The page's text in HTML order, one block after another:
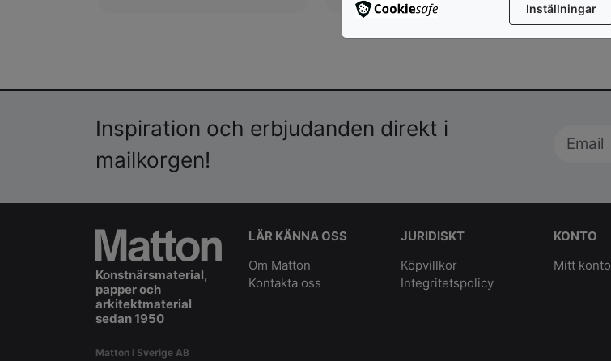
Inspiration och erbjudanden direkt i
mailkorgen!
Konstnärsmaterial,
papper och
arkitektmaterial
sedan 1950
Matton i Sverige AB
LÄR KÄNNA OSS
Om Matton
Kontakta oss
JURIDISKT
Köpvillkor
Integritetspolicy
KONTO
Mitt konto
Inställningar